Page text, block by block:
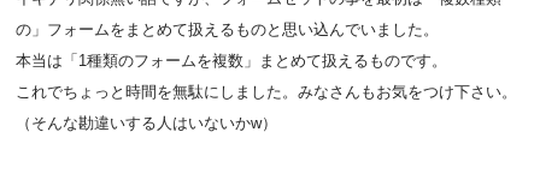
の」フォームをまとめて扱えるものと思い込んでいました。
本当は「1種類のフォームを複数」まとめて扱えるものです。
これでちょっと時間を無駄にしました。みなさんもお気をつけ下さい。
（そんな勘違いする人はいないかw）